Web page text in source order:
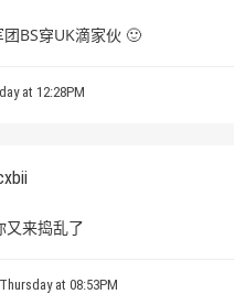
BS穿UK滴家伙 🙂
at 12:28PM
又来捣乱了
at 08:53PM